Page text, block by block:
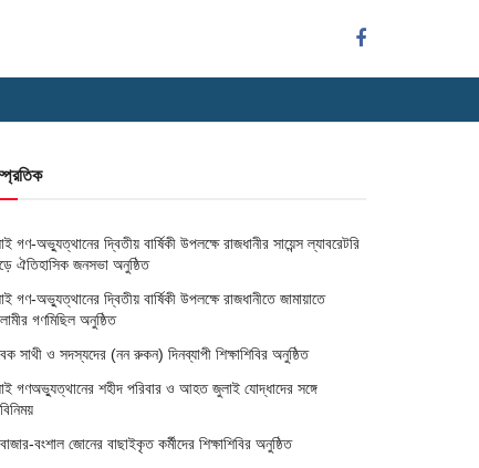
গণ-অভ্যুত্থানের দ্বিতীয় বার্ষিকী উপলক্ষে রাজধানীর সায়েন্স ল্যাবরেটরি
ঐতিহাসিক জনসভা অনুষ্ঠিত
গণ-অভ্যুত্থানের দ্বিতীয় বার্ষিকী উপলক্ষে রাজধানীতে জামায়াতে
গণমিছিল অনুষ্ঠিত
সাথী ও সদস্যদের (নন রুকন) দিনব্যাপী শিক্ষাশিবির অনুষ্ঠিত
গণঅভ্যুত্থানের শহীদ পরিবার ও আহত জুলাই যোদ্ধাদের সঙ্গে
বংশাল জোনের বাছাইকৃত কর্মীদের শিক্ষাশিবির অনুষ্ঠিত